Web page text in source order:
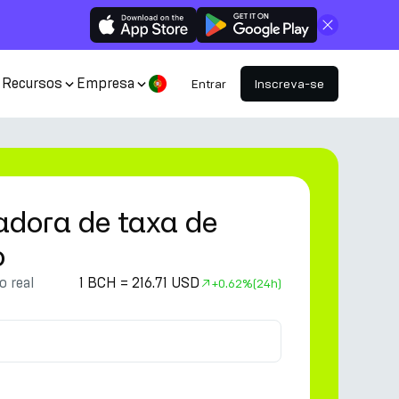
Fechar
Recursos Empresa Entrar Inscreva-se
de taxa de
real 1 BCH = 216.71 USD +0.62%(24h)